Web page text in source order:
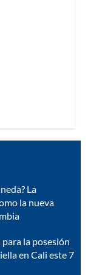
La
la nueva
la posesión
en Cali este 7